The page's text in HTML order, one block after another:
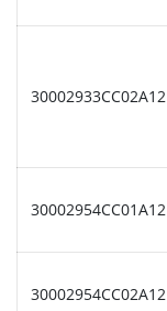
30002933CC02A12
30002954CC01A12
30002954CC02A12